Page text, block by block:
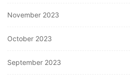
November 2023
October 2023
September 2023